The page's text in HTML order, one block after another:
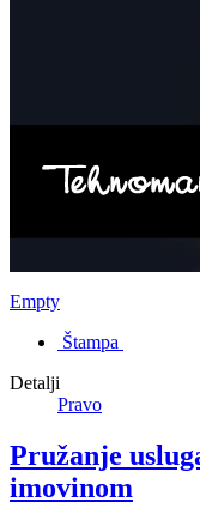
Empty
Štampa
Detalji
Pravo
Pružanje
imovinom